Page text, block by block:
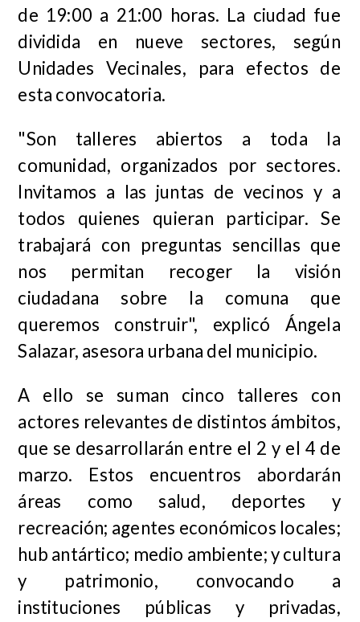
de 19:00 a 21:00 horas. La ciudad fue
dividida en nueve sectores, según
Unidades Vecinales, para efectos de
esta convocatoria.
"Son talleres abiertos a toda la
comunidad, organizados por sectores.
Invitamos a las juntas de vecinos y a
todos quienes quieran participar. Se
trabajará con preguntas sencillas que
nos permitan recoger la visión
ciudadana sobre la comuna que
queremos construir", explicó Ángela
Salazar, asesora urbana del municipio.
A ello se suman cinco talleres con
actores relevantes de distintos ámbitos,
que se desarrollarán entre el 2 y el 4 de
marzo. Estos encuentros abordarán
áreas como salud, deportes y
recreación; agentes económicos locales;
hub antártico; medio ambiente; y cultura
y patrimonio, convocando a
instituciones públicas y privadas,